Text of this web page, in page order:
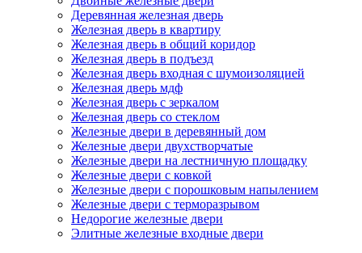
Деревянная железная дверь
Железная дверь в квартиру
Железная дверь в общий коридор
Железная дверь в подъезд
Железная дверь входная с шумоизоляцией
Железная дверь мдф
Железная дверь с зеркалом
Железная дверь со стеклом
Железные двери в деревянный дом
Железные двери двухстворчатые
Железные двери на лестничную площадку
Железные двери с ковкой
Железные двери с порошковым напылением
Железные двери с терморазрывом
Недорогие железные двери
Элитные железные входные двери